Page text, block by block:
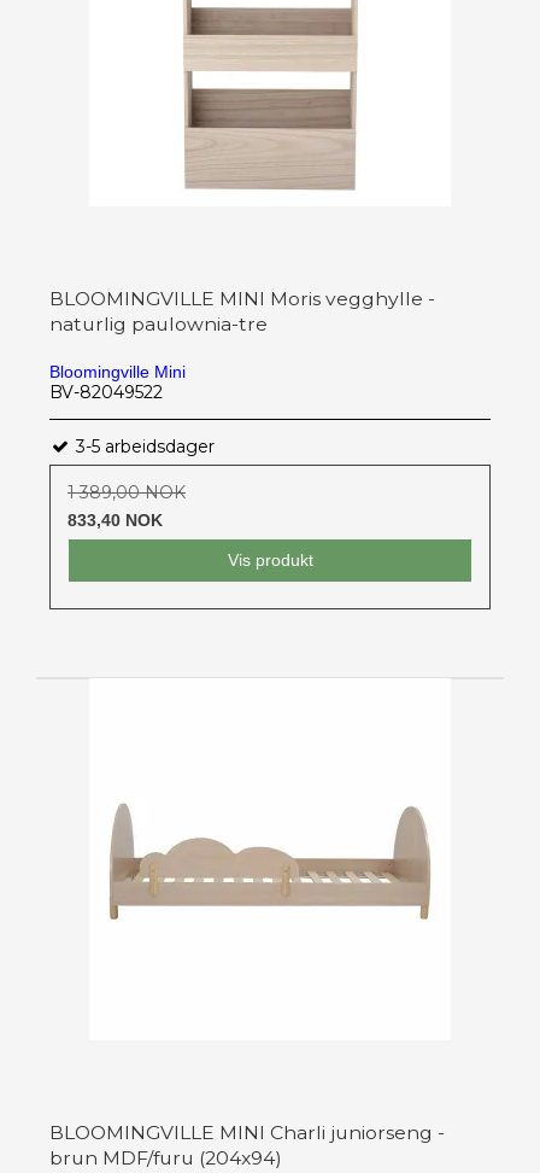
BLOOMINGVILLE MINI Moris vegghylle -
naturlig paulownia-tre
Bloomingville Mini
BV-82049522
3-5 arbeidsdager
1 389,00 NOK
833,40 NOK
Vis produkt
BLOOMINGVILLE MINI Charli juniorseng -
brun MDF/furu (204x94)